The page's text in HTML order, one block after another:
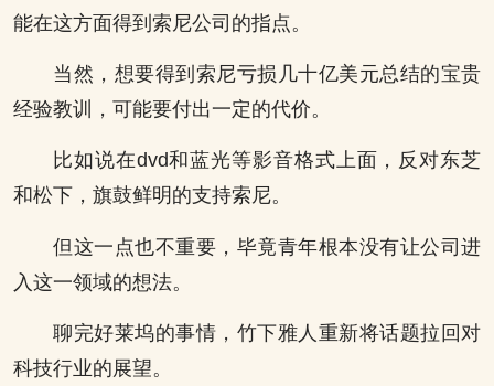
能在这方面得到索尼公司的指点。
当然，想要得到索尼亏损几十亿美元总结的宝贵
经验教训，可能要付出一定的代价。
比如说在dvd和蓝光等影音格式上面，反对东芝
和松下，旗鼓鲜明的支持索尼。
但这一点也不重要，毕竟青年根本没有让公司进
入这一领域的想法。
聊完好莱坞的事情，竹下雅人重新将话题拉回对
科技行业的展望。